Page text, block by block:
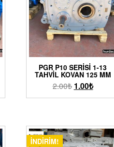
PGR P10 SERISI 1-13
TAHVIL KOVAN 125 MM
2.00₺ 1.00₺
İNDIRIM!